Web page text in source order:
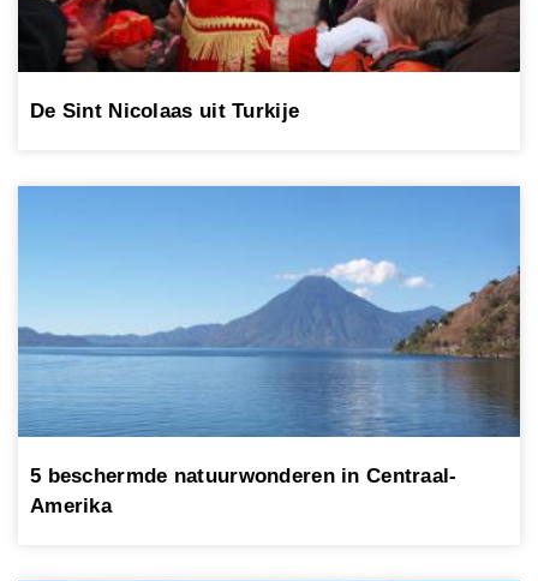
De Sint Nicolaas uit Turkije
5 beschermde natuurwonderen in Centraal-
Amerika